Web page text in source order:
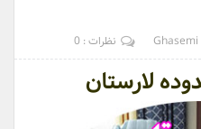
نظرات : 0
لارستان